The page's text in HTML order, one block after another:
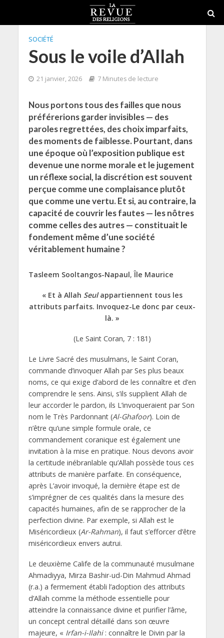
SOCIÉTÉ
Sous le voile d’Allah
21 janvier, 2026 7 Minutes de lecture
Nous portons tous des failles que nous
préférerions garder invisibles — des
paroles regrettées, des choix imparfaits,
des moments de faiblesse. Pourtant, dans
une époque où l’exposition publique est
devenue une norme morale et le jugement
un réflexe social, la discrétion est souvent
perçue comme une complaisance plutôt
que comme une vertu. Et si, au contraire, la
capacité de couvrir les fautes — les nôtres
comme celles des autres — constituait le
fondement même d’une société
véritablement humaine ?
Tasleem Sooltangos-Napaul,Île Maurice
« Et à Allah Seulappartiennent tous les
attributs parfaits. Invoquez-Le donc par ceux-
là. »
(Le Saint Coran, 7 : 181)
Le Livre Sacré des musulmans, le Saint Coran,
commande d’invoquer Allah par Ses plus beaux
noms, ce qui exige d’abord de les connaître et d’en
comprendre le sens. Ainsi, s’ils supplient Allah de
leur accorder le pardon, ils L’invoqueraient par Son
nom le Très Pardonnant (Al-Ghafoor). Loin de
n’être qu’une simple formule orale, ce
commandement coranique est également une
invitation à la mise en pratique. Nous devons avoir
la certitude inébranlable qu’Allah possède tous ces
attributs de manière parfaite. En conséquence,
après L’avoir invoqué, la dernière étape est de
s’imprégner de ces qualités dans la mesure des
capacités humaines, afin de se rapprocher de la
perfection divine. Par exemple, si Allah est le
Miséricordieux (Ar-Rahman), il faut s’efforcer d’être
miséricordieux envers autrui.
Le deuxième Calife de la communauté musulmane
Ahmadiyya, Mirza Bashir-ud-Din Mahmud Ahmad
(r.a.) a fermement établi l’adoption des attributs
d’Allah comme la méthode essentielle pour
atteindre la connaissance divine et purifier l’âme,
un concept central détaillé dans son œuvre
majeure, « Irfan-i-Ilahi: connaître le Divin par la